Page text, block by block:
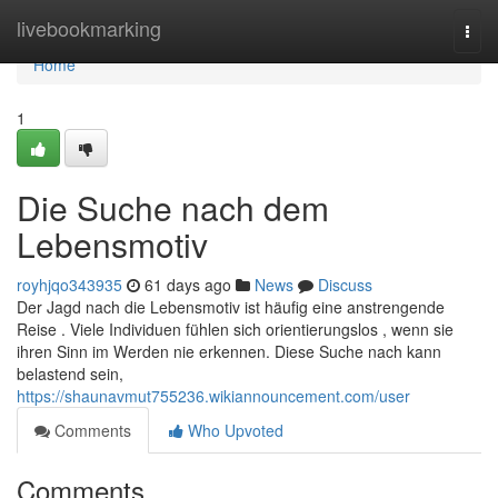
livebookmarking
Home
Home
1
Die Suche nach dem
Lebensmotiv
royhjqo343935 61 days ago News
Discuss
Der Jagd nach die Lebensmotiv ist häufig eine anstrengende
Reise . Viele Individuen fühlen sich orientierungslos , wenn sie
ihren Sinn im Werden nie erkennen. Diese Suche nach kann
belastend sein,
https://shaunavmut755236.wikiannouncement.com/user
Comments
Who Upvoted
Comments